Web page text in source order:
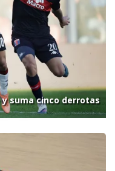
suma cinco derrotas